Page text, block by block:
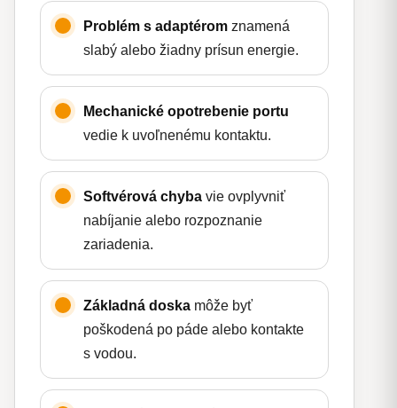
Problém s adaptérom znamená
slabý alebo žiadny prísun energie.
Mechanické opotrebenie portu
vedie k uvoľnenému kontaktu.
Softvérová chyba vie ovplyvniť
nabíjanie alebo rozpoznanie
zariadenia.
Základná doska môže byť
poškodená po páde alebo kontakte
s vodou.